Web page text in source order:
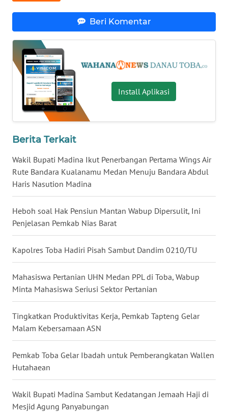
Beri Komentar
Install Aplikasi
Berita Terkait
Wakil Bupati Madina Ikut Penerbangan Pertama Wings Air
Rute Bandara Kualanamu Medan Menuju Bandara Abdul
Haris Nasution Madina
Heboh soal Hak Pensiun Mantan Wabup Dipersulit, Ini
Penjelasan Pemkab Nias Barat
Kapolres Toba Hadiri Pisah Sambut Dandim 0210/TU
Mahasiswa Pertanian UHN Medan PPL di Toba, Wabup
Minta Mahasiswa Seriusi Sektor Pertanian
Tingkatkan Produktivitas Kerja, Pemkab Tapteng Gelar
Malam Kebersamaan ASN
Pemkab Toba Gelar Ibadah untuk Pemberangkatan Wallen
Hutahaean
Wakil Bupati Madina Sambut Kedatangan Jemaah Haji di
Mesjid Agung Panyabungan
WN
MALUT
WN
DAIRI
DANAU
WN
NIAS
WN
LANGKAT
WN
TAPANULI
SELATAN
WN
TANJUNG
LESUNG
KARO
SIMALUNGUN